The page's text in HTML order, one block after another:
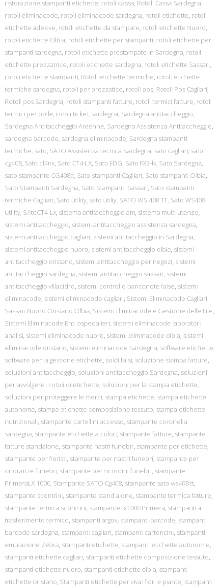
ristorazione stampanti etichette, rotoli cassa, Rotoli Cassa Sardegna,
rotoli eliminacode, rotoli eliminacode sardegna, rotoli etichette, rotoli
etichette adesive, rotoli etichette da stampare, rotoli etichette Nuoro,
rotoli etichette Olbia, rotoli etichette per stampanti, rotoli etichette per
stampanti sardegna, rotoli etichette prestampate in Sardegna, rotoli
etichette prezzatrice, rotoli etichette sardegna, rotoli etichette Sassari,
rotoli etichette stampanti, Rotoli etichette termiche, rotoli etichette
termiche sardegna, rotoli per prezzatice, rotoli pos, Rotoli Pos Cagliari,
Rotoli pos Sardegna, rotoli stampanti fatture, rotoli termici fatture, rotoli
termici per bolle, rotoli ticket, sardegna, Sardegna antitaccheggio,
Sardegna Antitaccheggio Antenne, Sardegna Assistenza Antitaccheggio,
sardegna barcode, sardegna eliminacode, Sardegna stampanti
termiche, sato, SATO Assistenza tecnica Sardegna, sato cagliari, sato
cg408, Sato cl4nx, Sato CT4-LX, Sato EDG, Sato FX3-lx, Sato Sardegna,
sato stampante CG408tt, Sato stampanti Cagliari, Sato stampanti Olbia,
Sato Stampanti Sardegna, Sato Stampanti Sassari, Sato stampanti
termiche Cagliari, Sato utility, sato utiliy, SATO WS 408 TT, Sato WS408
utility, SAtoCT4-Lx, sistema antitaccheggio am, sistema multi utenze,
sistemi antitaccheggio, sistemi antitaccheggio assistenza sardegna,
sistemi antitaccheggio cagliari, sistemi antitaccheggio in Sardegna,
sistemi antitaccheggio nuoro, sistemi antitaccheggio olbia, sistemi
antitaccheggio oristano, sistemi antitaccheggio per negozi, sistemi
antitaccheggio sardegna, sistemi antitaccheggio sassari, sistemi
antitaccheggio villacidro, sistemi controllo banconote false, sistemi
eliminacode, sistemi eliminacode cagliari, Sistemi Eliminacode Cagliari
Sassari Nuoro Oristano Olbia, Sistemi Eliminacode e Gestione delle File,
Sistemi Eliminacode Enti ospedalieri, sistemi eliminacode laboratori
analisi, sistemi eliminacode nuoro, sistemi eliminacode olbia, sistemi
eliminacode oristano, sistemi eliminacode Sardegna, software etichette,
software per la gestione etichette, soldi falsi, soluzione stampa fatture,
soluzioni antitaccheggio, soluzioni antitaccheggio Sardegna, soluzioni
per avvolgere i rotoli di etichette, soluzioni per la stampa etichette,
soluzioni per proteggere le merci, stampa etichette, stampa etichette
autonoma, stampa etichette composizione tessuto, stampa etichette
nutrizionali, stampante cartellini accesso, stampante coronella
sardegna, stampante etichette a colori, stampante fatture, stampante
fatture standalone, stampante nastri funebri, stampante per etichette,
stampante per fioristi, stampante per nastri funebri, stampante per
onoranze funebri, stampante per ricordini funebri, stampante
PrimeraLX 1000, Stampante SATO Cg408, stampante sato ws408 tt,
stampante scontrini, stampante stand alone, stampante termica fatture,
stampante termica scontrini, stampanteLx1000 Primera, stampanti a
trasferimento termico, stampanti argox, stampanti barcode, stampanti
barcode sardegna, stampanti cagliari, stampanti cartoncini, stampanti
emulazione Zebra, stampanti etichette, stampanti etichette autonome,
stampanti etichette cagliari, stampanti etichette composizione tessuto,
stampanti etichette nuoro, stampanti etichette olbia, stampanti
etichette oristano, Stampanti etichette per vivai fiori e piante, stampanti